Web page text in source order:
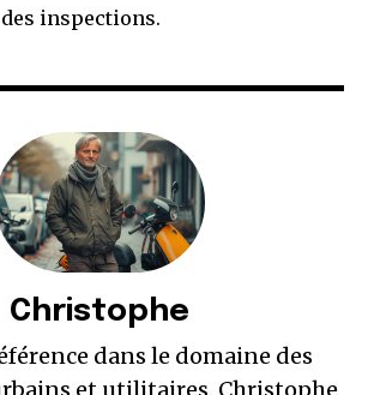
inspections.
Christophe
dans le domaine des
et utilitaires, Christophe